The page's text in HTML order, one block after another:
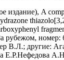
издание), A
номер:
В.Л.; другие:
Е.Р.Нефедова